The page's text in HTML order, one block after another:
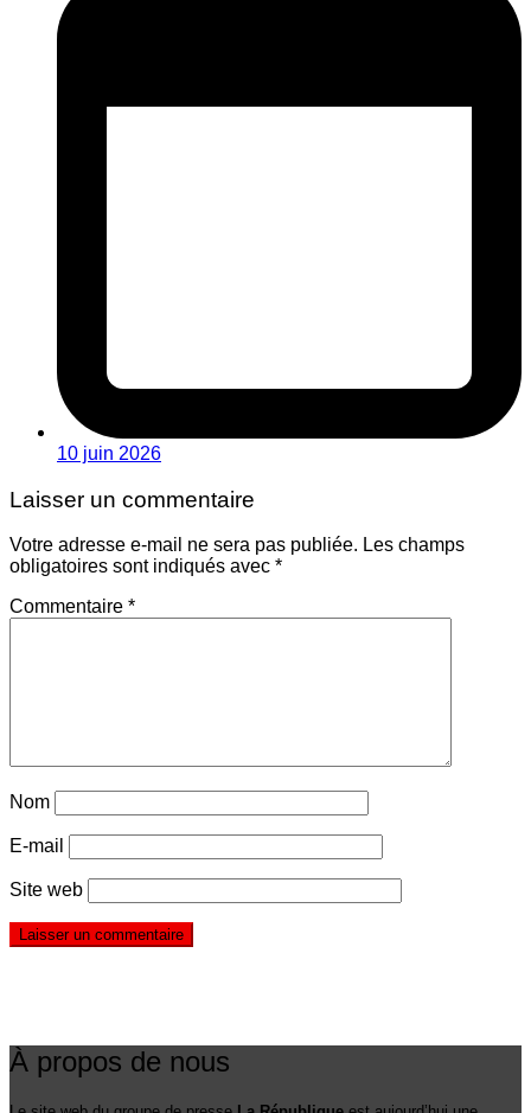
10 juin 2026
Laisser un commentaire
Votre adresse e-mail ne sera pas publiée. Les champs
obligatoires sont indiqués avec *
Commentaire *
Nom
E-mail
Site web
À propos de nous